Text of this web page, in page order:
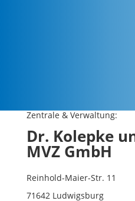
Zentrale & Verwaltung:
Dr. Kolepke
MVZ GmbH
Reinhold-Maier-Str. 11
71642 Ludwigsburg